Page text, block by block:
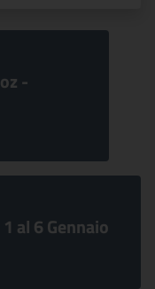
-
al 6 Gennaio